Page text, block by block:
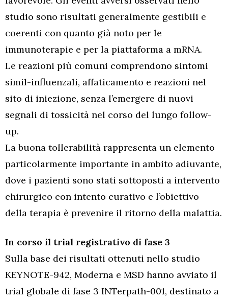
studio sono risultati generalmente gestibili e
coerenti con quanto già noto per le
immunoterapie e per la piattaforma a mRNA.
Le reazioni più comuni comprendono sintomi
simil-influenzali, affaticamento e reazioni nel
sito di iniezione, senza l’emergere di nuovi
segnali di tossicità nel corso del lungo follow-
up.
La buona tollerabilità rappresenta un elemento
particolarmente importante in ambito adiuvante,
dove i pazienti sono stati sottoposti a intervento
chirurgico con intento curativo e l’obiettivo
della terapia è prevenire il ritorno della malattia.
In corso il trial registrativo di fase 3
Sulla base dei risultati ottenuti nello studio
KEYNOTE-942, Moderna e MSD hanno avviato il
trial globale di fase 3 INTerpath-001, destinato a